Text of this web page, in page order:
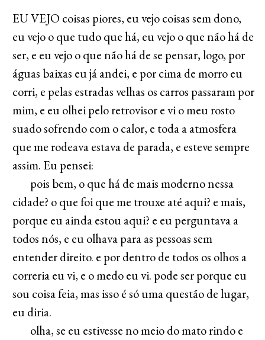
EU VEJO coisas piores, eu vejo coisas sem dono,
eu vejo o que tudo que há, eu vejo o que não há de
ser, e eu vejo o que não há de se pensar, logo, por
águas baixas eu já andei, e por cima de morro eu
corri, e pelas estradas velhas os carros passaram por
mim, e eu olhei pelo retrovisor e vi o meu rosto
suado sofrendo com o calor, e toda a atmosfera
que me rodeava estava de parada, e esteve sempre
assim. Eu pensei:
pois bem, o que há de mais moderno nessa
cidade? o que foi que me trouxe até aqui? e mais,
porque eu ainda estou aqui? e eu perguntava a
todos nós, e eu olhava para as pessoas sem
entender direito. e por dentro de todos os olhos a
correria eu vi, e o medo eu vi. pode ser porque eu
sou coisa feia, mas isso é só uma questão de lugar,
eu diria.
olha, se eu estivesse no meio do mato rindo e